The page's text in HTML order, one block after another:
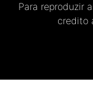
Para reproduzir
credito